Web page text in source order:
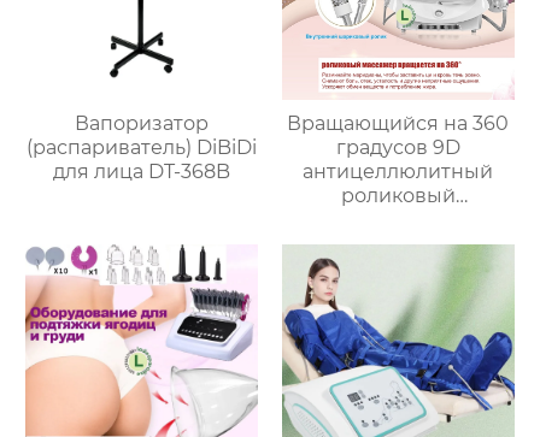
Вапоризатор
(распариватель) DiBiDi
для лица DT-368B
Вращающийся на 360
градусов 9D
антицеллюлитный
роликовый
вакуумный ролик,
снимает боль в теле,
расслабляет мышцы,
снижает вес